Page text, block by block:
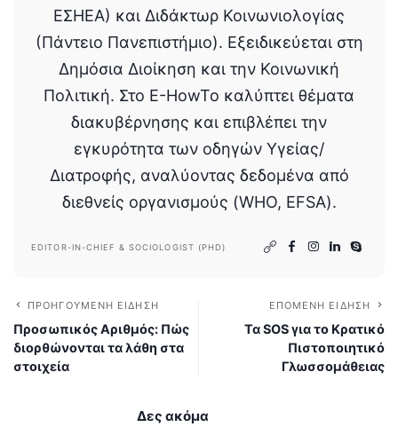
ΕΣΗΕΑ) και Διδάκτωρ Κοινωνιολογίας
(Πάντειο Πανεπιστήμιο). Εξειδικεύεται στη
Δημόσια Διοίκηση και την Κοινωνική
Πολιτική. Στο E-HowTo καλύπτει θέματα
διακυβέρνησης και επιβλέπει την
εγκυρότητα των οδηγών Υγείας/
Διατροφής, αναλύοντας δεδομένα από
διεθνείς οργανισμούς (WHO, EFSA).
EDITOR-IN-CHIEF & SOCIOLOGIST (PHD)
ΠΡΟΗΓΟΎΜΕΝΗ ΕΊΔΗΣΗ
Προσωπικός Αριθμός: Πώς
διορθώνονται τα λάθη στα
στοιχεία
ΕΠΌΜΕΝΗ ΕΊΔΗΣΗ
Τα SOS για το Κρατικό
Πιστοποιητικό
Γλωσσομάθειας
Δες ακόμα